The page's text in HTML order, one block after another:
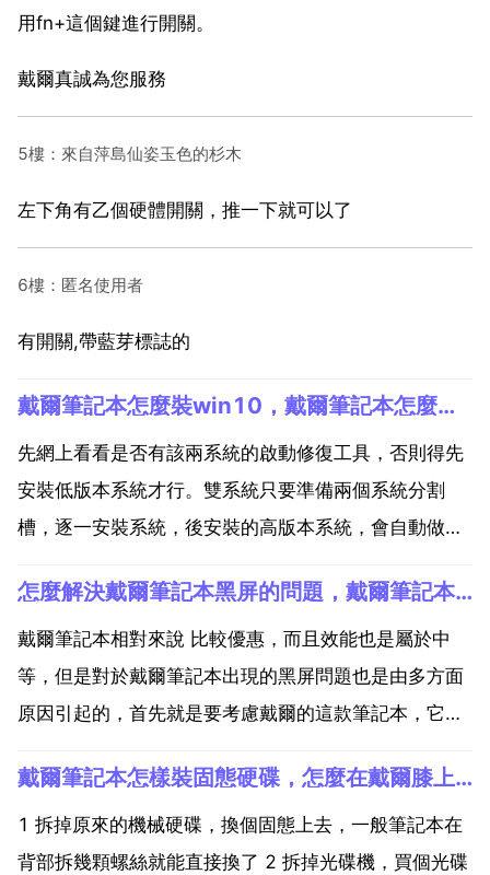
用fn+這個鍵進行開關。
戴爾真誠為您服務
5樓：來自萍島仙姿玉色的杉木
左下角有乙個硬體開關，推一下就可以了
6樓：匿名使用者
有開關,帶藍芽標誌的
戴爾筆記本怎麼裝win10，戴爾筆記本怎麼用u盤重灌原版win10系統
先網上看看是否有該兩系統的啟動修復工具，否則得先
安裝低版本系統才行。雙系統只要準備兩個系統分割
槽，逐一安裝系統，後安裝的高版本系統，會自動做好
映象 u盤裝系統的步驟 1 插入u盤，重啟電腦按f2 f9
f11 esc等 開機畫面有提示，可以在下...
怎麼解決戴爾筆記本黑屏的問題，戴爾筆記本出現啟動黑屏的狀況怎樣才能解決？
戴爾筆記本相對來說 比較優惠，而且效能也是屬於中
等，但是對於戴爾筆記本出現的黑屏問題也是由多方面
原因引起的，首先就是要考慮戴爾的這款筆記本，它的
系統也可以解決和平的問題，第二就是軟硬體的相容問
題主要就是記憶體和硬碟他們資料的交換產生一些個快
取檔案，這個...
戴爾筆記本怎樣裝固態硬碟，怎麼在戴爾膝上型電腦中安裝固態硬碟
1 拆掉原來的機械硬碟，換個固態上去，一般筆記本在
背部拆幾顆螺絲就能直接換了 2 拆掉光碟機，買個光碟